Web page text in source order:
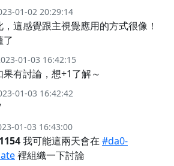
01-02 20:29:14
，這感覺跟主視覺應用的方式很像！
了
01-03 16:42:15
果有討論，想+1了解～
01-03 16:42:42
01-03 16:43:00
我可能這兩天會在#da0-
裡組織一下討論